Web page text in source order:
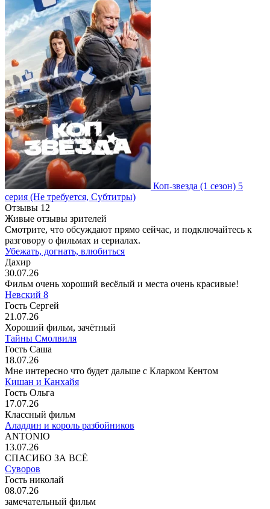
Коп-звезда (1 сезон) 5
серия (Не требуется, Субтитры)
Отзывы 12
Живые отзывы зрителей
Смотрите, что обсуждают прямо сейчас, и подключайтесь к
разговору о фильмах и сериалах.
Убежать, догнать, влюбиться
Дахир
30.07.26
Фильм очень хороший весёлый и места очень красивые!
Невский 8
Гость Сергей
21.07.26
Хороший фильм, зачётный
Тайны Смолвиля
Гость Саша
18.07.26
Мне интересно что будет дальше с Кларком Кентом
Кишан и Канхайя
Гость Ольга
17.07.26
Классный фильм
Аладдин и король разбойников
ANTONIO
13.07.26
СПАСИБО ЗА ВСЁ
Суворов
Гость николай
08.07.26
замечательный фильм